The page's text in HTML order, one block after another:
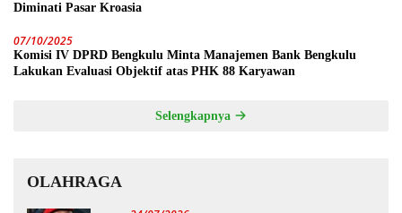
Diminati Pasar Kroasia
07/10/2025
Komisi IV DPRD Bengkulu Minta Manajemen Bank Bengkulu
Lakukan Evaluasi Objektif atas PHK 88 Karyawan
Selengkapnya
OLAHRAGA